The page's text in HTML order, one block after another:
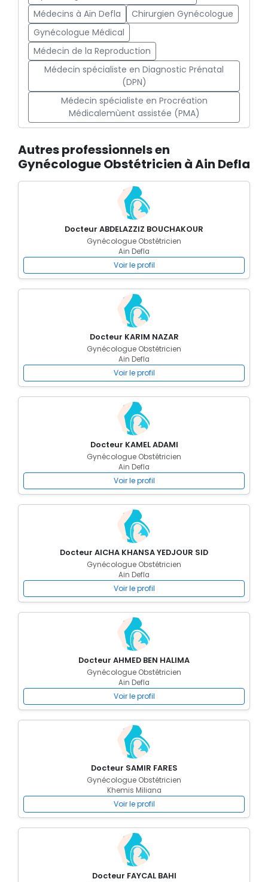
Médecins à Aïn Defla
Chirurgien Gynécologue
Gynécologue Médical
Médecin de la Reproduction
Médecin spécialiste en Diagnostic Prénatal
(DPN)
Médecin spécialiste en Procréation
Médicalemùent assistée (PMA)
Autres professionnels en
Gynécologue Obstétricien à Ain Defla
Docteur ABDELAZZIZ BOUCHAKOUR
Gynécologue Obstétricien
Ain Defla
Voir le profil
Docteur KARIM NAZAR
Gynécologue Obstétricien
Ain Defla
Voir le profil
Docteur KAMEL ADAMI
Gynécologue Obstétricien
Ain Defla
Voir le profil
Docteur AICHA KHANSA YEDJOUR SID
Gynécologue Obstétricien
Ain Defla
Voir le profil
Docteur AHMED BEN HALIMA
Gynécologue Obstétricien
Ain Defla
Voir le profil
Docteur SAMIR FARES
Gynécologue Obstétricien
Khemis Miliana
Voir le profil
Docteur FAYCAL BAHI